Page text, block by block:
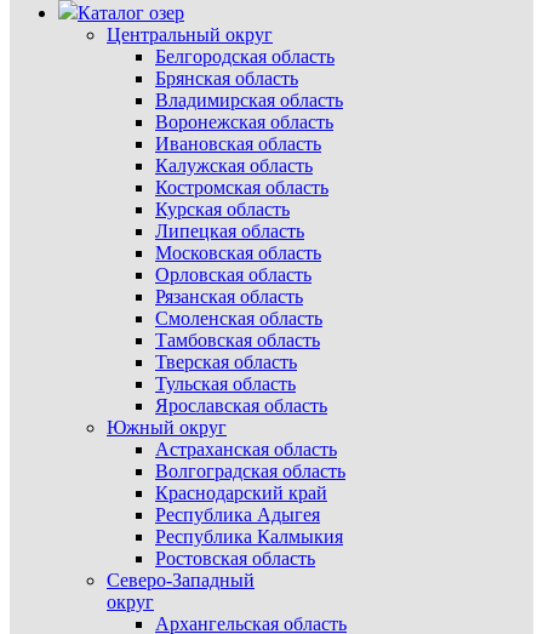
Каталог озер
Центральный округ
Белгородская область
Брянская область
Владимирская область
Воронежская область
Ивановская область
Калужская область
Костромская область
Курская область
Липецкая область
Московская область
Орловская область
Рязанская область
Смоленская область
Тамбовская область
Тверская область
Тульская область
Ярославская область
Южный округ
Астраханская область
Волгоградская область
Краснодарский край
Республика Адыгея
Республика Калмыкия
Ростовская область
Северо-Западный
округ
Архангельская область